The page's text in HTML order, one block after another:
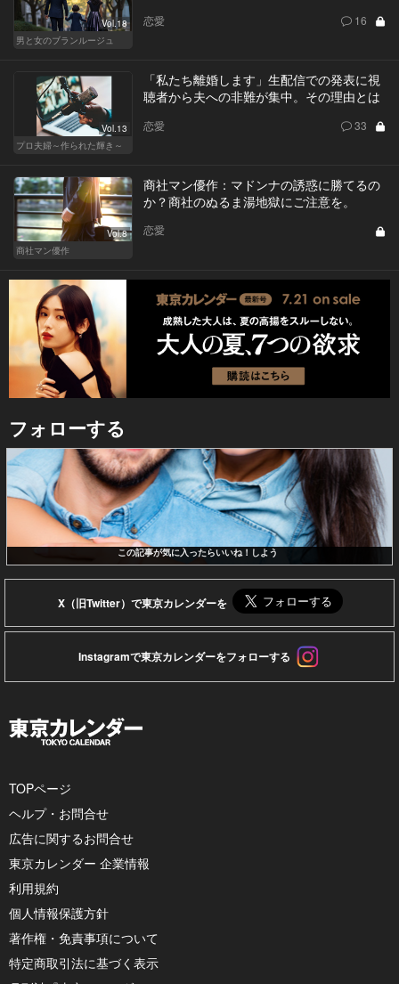
Vol.18
男と女のブランルージュ
恋愛 16
Vol.13
プロ夫婦～作られた輝き～
「私たち離婚します」生配信での発表に視
聴者から夫への非難が集中。その理由とは
恋愛 33
Vol.8
商社マン優作
商社マン優作：マドンナの誘惑に勝てるの
か？商社のぬるま湯地獄にご注意を。
恋愛
フォローする
この記事が気に入ったらいいね！しよう
X（旧Twitter）で東京カレンダーを
Instagramで東京カレンダーをフォローする
TOPページ
ヘルプ・お問合せ
広告に関するお問合せ
東京カレンダー 企業情報
利用規約
個人情報保護方針
著作権・免責事項について
特定商取引法に基づく表示